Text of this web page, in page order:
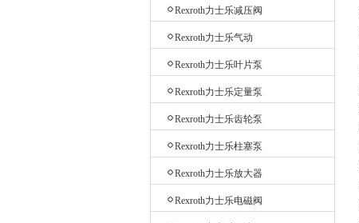
Rexroth力士乐减压阀
Rexroth力士乐气动
Rexroth力士乐叶片泵
Rexroth力士乐定量泵
Rexroth力士乐齿轮泵
Rexroth力士乐柱塞泵
Rexroth力士乐放大器
Rexroth力士乐电磁阀